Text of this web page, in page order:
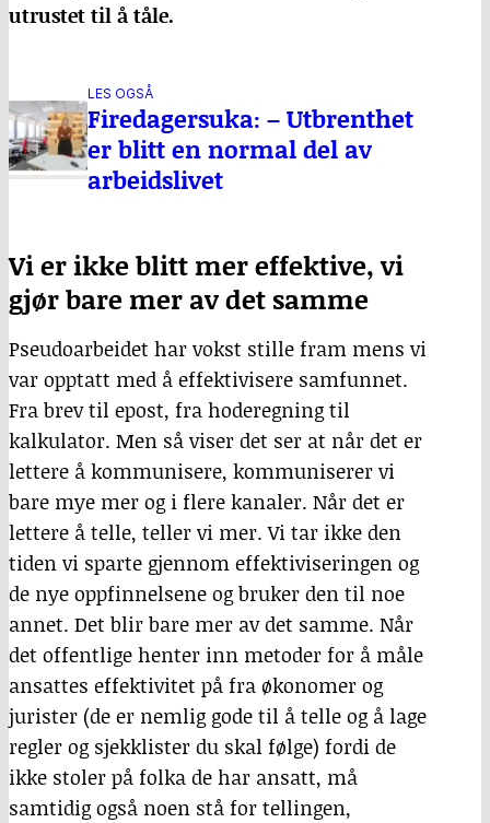
utrustet til å tåle.
LES OGSÅ
Firedagersuka: – Utbrenthet
er blitt en normal del av
arbeidslivet
Vi er ikke blitt mer effektive, vi
gjør bare mer av det samme
Pseudoarbeidet har vokst stille fram mens vi
var opptatt med å effektivisere samfunnet.
Fra brev til epost, fra hoderegning til
kalkulator. Men så viser det ser at når det er
lettere å kommunisere, kommuniserer vi
bare mye mer og i flere kanaler. Når det er
lettere å telle, teller vi mer. Vi tar ikke den
tiden vi sparte gjennom effektiviseringen og
de nye oppfinnelsene og bruker den til noe
annet. Det blir bare mer av det samme. Når
det offentlige henter inn metoder for å måle
ansattes effektivitet på fra økonomer og
jurister (de er nemlig gode til å telle og å lage
regler og sjekklister du skal følge) fordi de
ikke stoler på folka de har ansatt, må
samtidig også noen stå for tellingen,